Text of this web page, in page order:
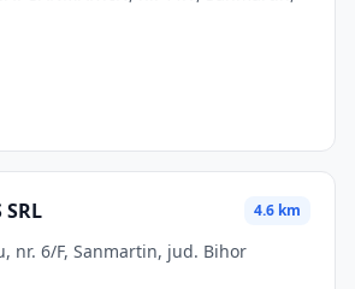
SRL 4.6 km
nr. 6/F, Sanmartin, jud. Bihor